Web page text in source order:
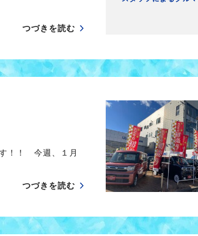
つづきを読む
！！ 今週、１月
つづきを読む